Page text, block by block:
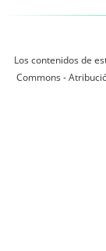
Los contenidos de
Commons -